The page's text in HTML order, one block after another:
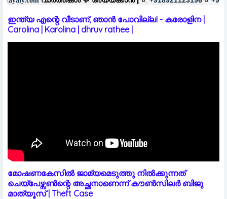
ഇന്ത്യ എന്റെ വീടാണ്, ഞാൻ പോവില്ല! - കരോളിന |
Carolina | Karolina | dhruv rathee |
മോഷണകേസിൽ ജാമ്യമെടുത്തു നിൽക്കുന്നത്
ചെയ്പേഴ്സൺന്റെ അച്ഛനാണെന്ന് കൗൺസിലർ ബിജു
മാത്യൂസ് | Theft Case